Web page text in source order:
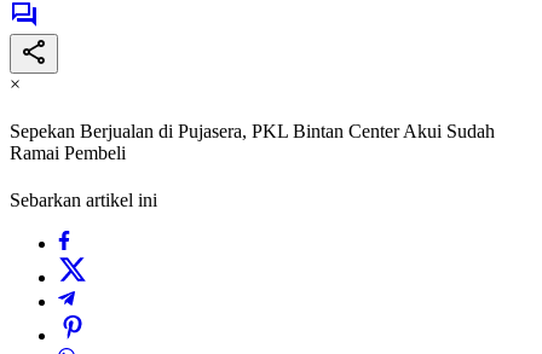
×
Sepekan Berjualan di Pujasera, PKL Bintan Center Akui Sudah
Ramai Pembeli
Sebarkan artikel ini